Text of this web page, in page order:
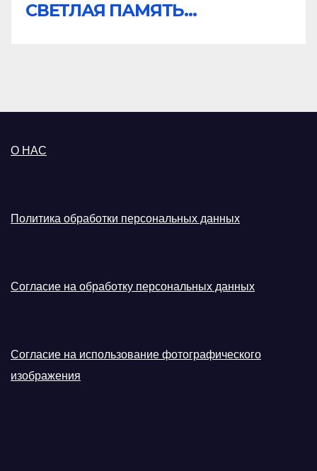
СВЕТЛАЯ ПАМЯТЬ...
О НАС
Политика обработки персональных данных
Согласие на обработку персональных данных
Согласие на использование фотографического
изображения